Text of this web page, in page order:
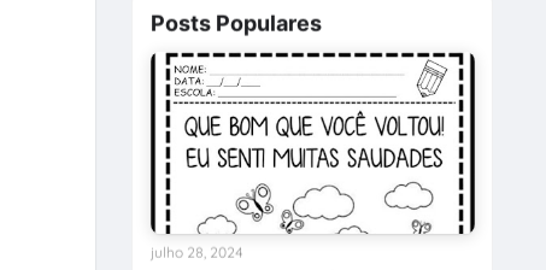
Posts Populares
julho 28, 2024